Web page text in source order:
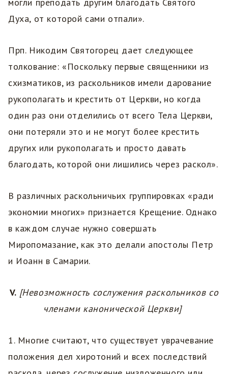
Духа, от которой сами отпали».
Прп. Никодим Святогорец дает следующее
толкование: «Поскольку первые священники из
схизматиков, из раскольников имели дарование
рукополагать и крестить от Церкви, но когда
один раз они отделились от всего Тела Церкви,
они потеряли это и не могут более крестить
других или рукополагать и просто давать
благодать, которой они лишились через раскол».
В различных раскольничьих группировках «ради
экономии многих» признается Крещение. Однако
в каждом случае нужно совершать
Миропомазание, как это делали апостолы Петр
и Иоанн в Самарии.
V. [Невозможность сослужения раскольников со
членами канонической Церкви]
1. Многие считают, что существует уврачевание
положения дел хиротоний и всех последствий